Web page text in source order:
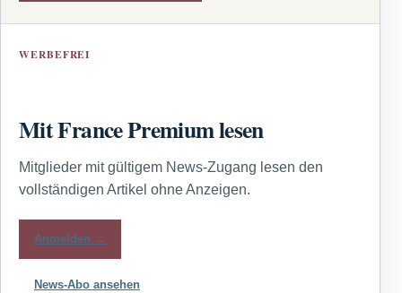
WERBEFREI
Mit France Premium lesen
Mitglieder mit gültigem News-Zugang lesen den
vollständigen Artikel ohne Anzeigen.
Anmelden →
News-Abo ansehen